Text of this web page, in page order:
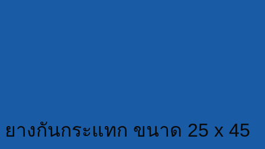
ยางกันกระแทก ขนาด 25 x 45